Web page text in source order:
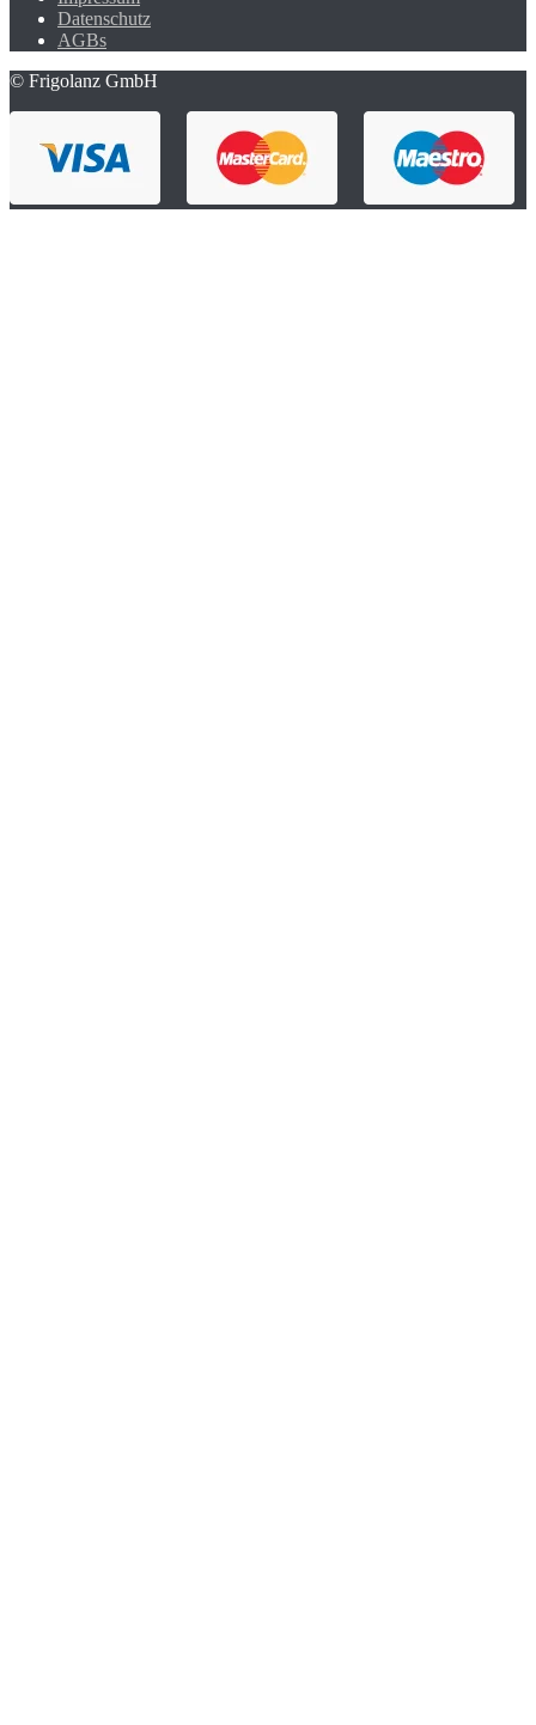
Datenschutz
AGBs
© Frigolanz GmbH